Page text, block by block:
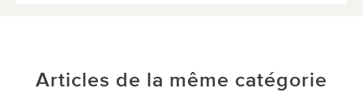
Articles de la même catégorie